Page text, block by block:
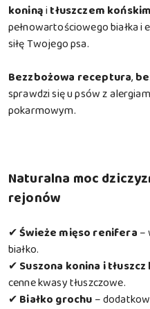
koninąi tłuszczem końskim
pełnowartościowego białka i
siłę Twojego psa.
Bezzbożowa receptura,
sprawdzi się u psów z
pokarmowym.
Naturalna moc
rejonów
✔Świeże mięso renifera –
białko.
✔ Suszona konina i
cenne kwasy tłuszczowe.
✔ Białko grochu –